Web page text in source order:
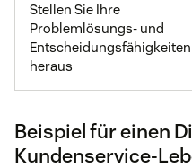
Stellen Sie Ihre
Problemlösungs- und
Entscheidungsfähigkeiten
heraus
Beispiel für einen
Kundenservice-